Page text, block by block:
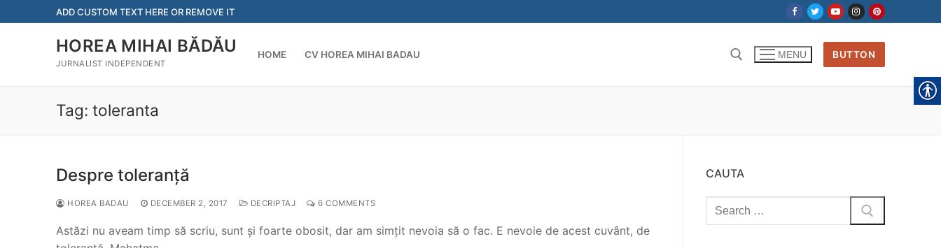
to
ADD CUSTOM TEXT HERE OR REMOVE IT
HOREA MIHAI BĂDĂU
JURNALIST INDEPENDENT
HOME CV HOREA MIHAI BADAU MENU BUTTON
Tag: toleranta
Despre toleranță
HOREA BADAU DECEMBER 2, 2017 DECRIPTAJ 6 COMMENTS
Astăzi nu aveam timp să scriu, sunt și foarte obosit, dar am simțit nevoia să o fac. E nevoie de acest cuvânt, de
CAUTA
Search
for: